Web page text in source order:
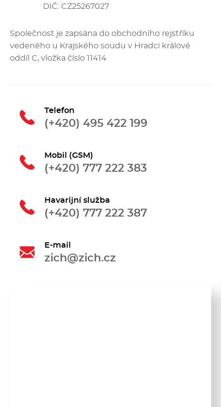
PIZZA technologie
Grilovací desky - Grily
Prostředky-Změkčovače
Roboty
Řeznické stroje
Sporáky
Kotle
DIČ: CZ25267027
Společnost je zapsána do obchodního rejstříku
vedeného u Krajského soudu v Hradci králové
oddíl C, vložka číslo 11414
Telefon
(+420) 495 422 199
Mobil (GSM)
(+420) 777 222 383
Havarijní služba
(+420) 777 222 387
E-mail
zich@zich.cz